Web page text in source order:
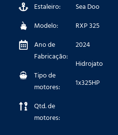
Estaleiro:
Modelo:
Ano de
Fabricação:
Tipo de
motores:
Qtd. de
motores:
Sea Doo
RXP 325
2024
Hidrojato
1x325HP